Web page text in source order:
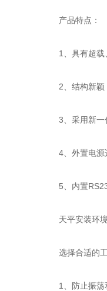
产品特点：
1、具有超载、
2、结构新颖，
3、采用新一代
4、外置电源适
5、内置RS232
天平安装环境
选择合适的工
1、防止振荡